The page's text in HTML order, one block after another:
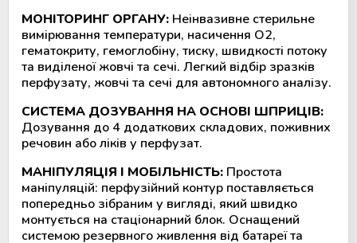
МОНІТОРИНГ ОРГАНУ: Неінвазивне стерильне
вимірювання температури, насичення O2,
гематокриту, гемоглобіну, тиску, швидкості потоку
та виділеної жовчі та сечі. Легкий відбір зразків
перфузату, жовчі та сечі для автономного аналізу.
СИСТЕМА ДОЗУВАННЯ НА ОСНОВІ ШПРИЦІВ:
Дозування до 4 додаткових складових, поживних
речовин або ліків у перфузат.
МАНІПУЛЯЦІЯ І МОБІЛЬНІСТЬ: Простота
маніпуляцій: перфузійний контур поставляється
попередньо зібраним у вигляді, який швидко
монтується на стаціонарний блок. Оснащений
системою резервного живлення від батареї та